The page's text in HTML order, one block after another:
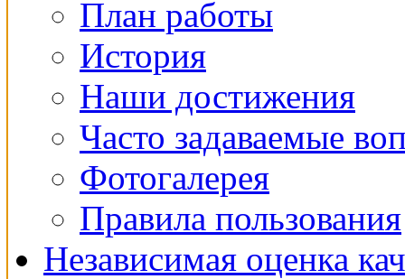
План работы
История
Наши достижения
Часто задаваемые
Фотогалерея
Правила пользования
Независимая оценка